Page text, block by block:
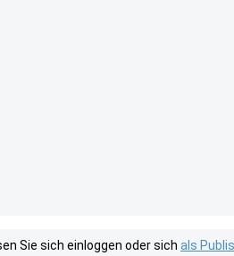
Sie sich einloggen oder sich als